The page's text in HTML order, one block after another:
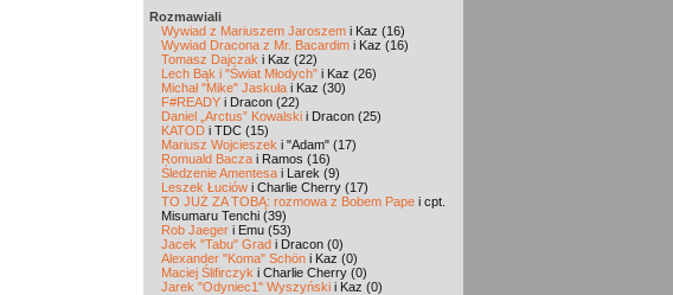
Rozmawiali
Wywiad z Mariuszem Jaroszem i Kaz (16)
Wywiad Dracona z Mr. Bacardim i Kaz (16)
Tomasz Dajczak i Kaz (22)
Lech Bąk i "Świat Młodych" i Kaz (26)
Michał "Mike" Jaskuła i Kaz (30)
F#READY i Dracon (22)
Daniel „Arctus” Kowalski i Dracon (25)
KATOD i TDC (15)
Mariusz Wojcieszek i "Adam" (17)
Romuald Bacza i Ramos (16)
Śledzenie Amentesa i Larek (9)
Leszek Łuciów i Charlie Cherry (17)
TO JUŻ ZA TOBĄ: rozmowa z Bobem Pape i cpt.
Misumaru Tenchi (39)
Rob Jaeger i Emu (53)
Jacek "Tabu" Grad i Dracon (0)
Alexander "Koma" Schön i Kaz (0)
Maciej Ślifirczyk i Charlie Cherry (0)
Jarek "Odyniec1" Wyszyński i Kaz (0)